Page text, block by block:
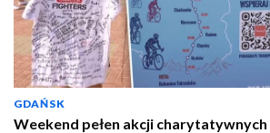
GDAŃSK
Weekend pełen akcji charytatywnych